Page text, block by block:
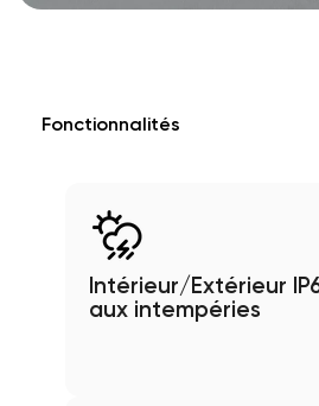
Fonctionnalités
Intérieur/Extérieur
aux intempéries